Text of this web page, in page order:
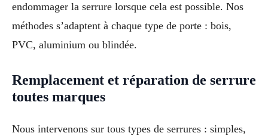
endommager la serrure lorsque cela est possible. Nos
méthodes s’adaptent à chaque type de porte : bois,
PVC, aluminium ou blindée.
Remplacement et réparation de serrure
toutes marques
Nous intervenons sur tous types de serrures : simples,